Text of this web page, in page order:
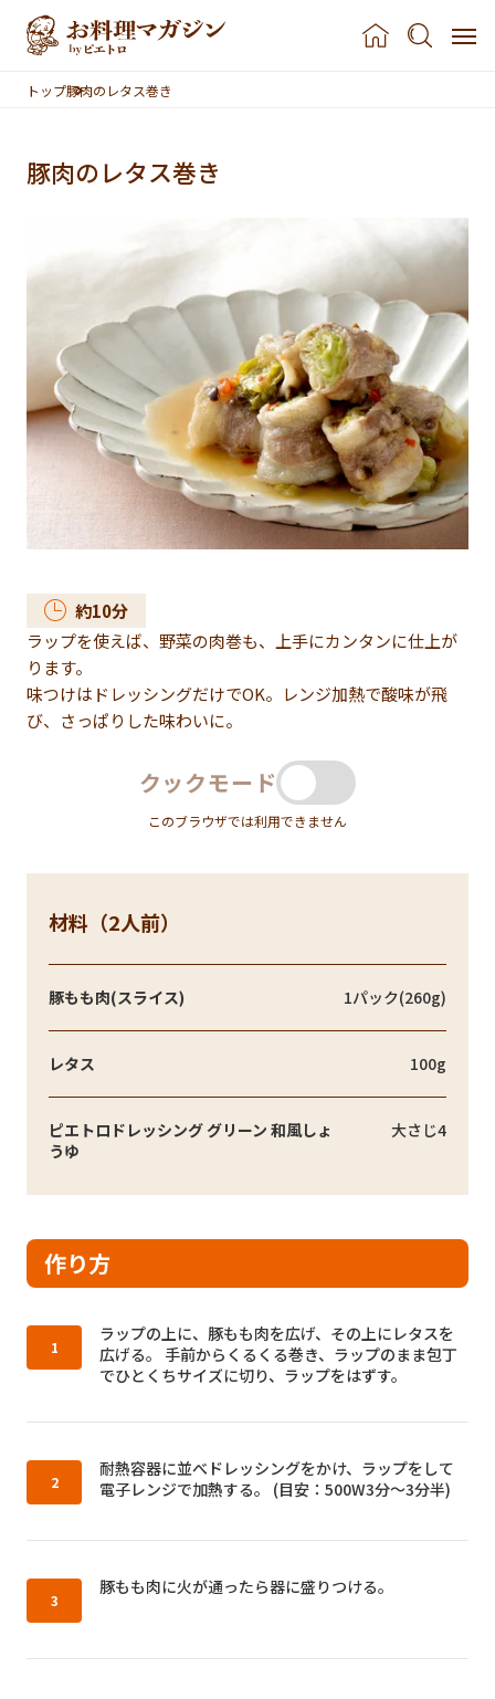
本文へスキップ
トップ豚肉のレタス巻き
豚肉のレタス巻き
約10分
ラップを使えば、野菜の肉巻も、上手にカンタンに仕上が
ります。
味つけはドレッシングだけでOK。レンジ加熱で酸味が飛
び、さっぱりした味わいに。
クックモード
このブラウザでは利用できません
材料（2人前）
豚もも肉(スライス) 1パック(260g)
レタス 100g
ピエトロドレッシング グリーン 和風しょ
うゆ
大さじ4
作り方
作り方1：
ラップの上に、豚もも肉を広げ、その上にレタスを
広げる。 手前からくるくる巻き、ラップのまま包丁
でひとくちサイズに切り、ラップをはずす。
作り方2：
耐熱容器に並べドレッシングをかけ、ラップをして
電子レンジで加熱する。 (目安：500W3分～3分半)
作り方3：
豚もも肉に火が通ったら器に盛りつける。